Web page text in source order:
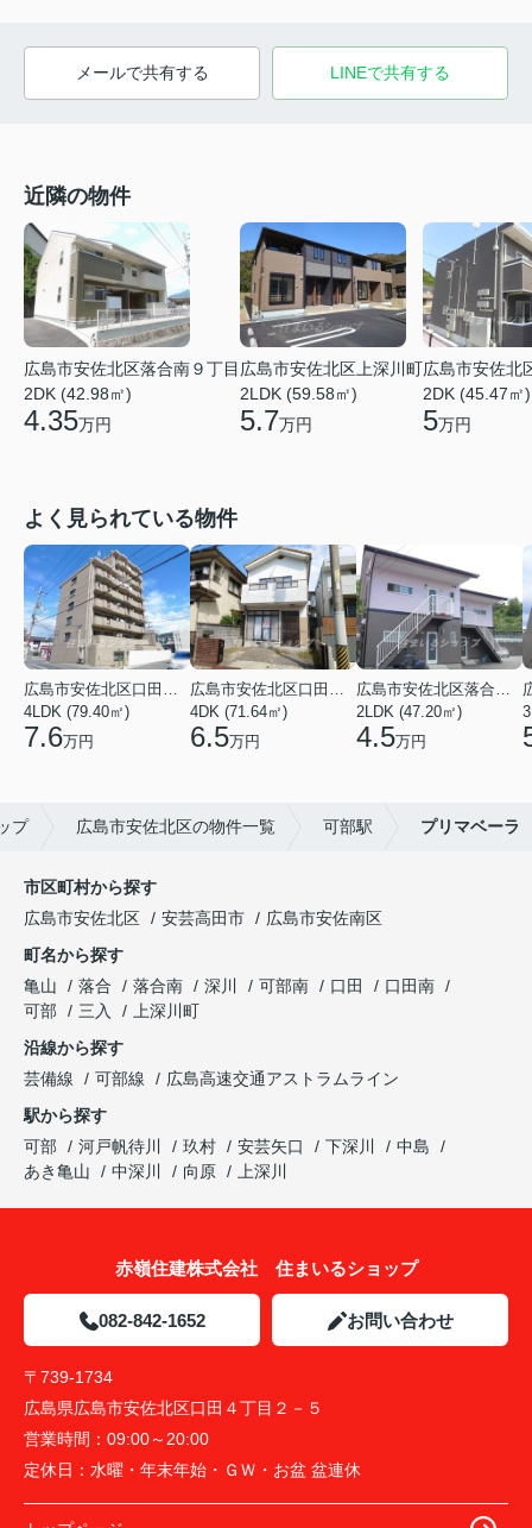
メールで共有する LINEで共有する
近隣の物件
広島市安佐北区落合南９丁目
2DK (42.98㎡)
4.35万円
広島市安佐北区上深川町
2LDK (59.58㎡)
5.7万円
広島市安佐北
2DK (45.47㎡)
5万円
よく見られている物件
広島市安佐北区口田３丁目
4LDK (79.40㎡)
7.6万円
広島市安佐北区口田５丁目
4DK (71.64㎡)
6.5万円
広島市安佐北区落合南９丁目
2LDK (47.20㎡)
4.5万円
プ 広島市安佐北区の物件一覧 可部駅 プリマベーラ
市区町村から探す
広島市安佐北区
安芸高田市
広島市安佐南区
町名から探す
亀山
落合 落合南 深川 可部南 口田
口田南
可部
三入
上深川町
沿線から探す
芸備線
可部線
広島高速交通アストラムライン
駅から探す
可部
河戸帆待川 玖村 安芸矢口 下深川
中島
あき亀山
中深川 向原 上深川
赤嶺住建株式会社 住まいるショップ
082-842-1652 お問い合わせ
〒739-1734
広島県広島市安佐北区口田４丁目２－５
営業時間： 09:00～20:00
定休日： 水曜・年末年始・ＧＷ・お盆 盆連休